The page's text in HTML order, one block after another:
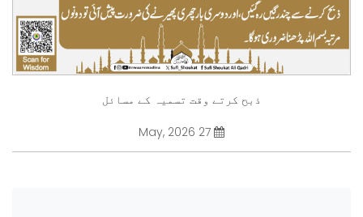
ذبح کرتے وقت تسمیہ کے مسائل